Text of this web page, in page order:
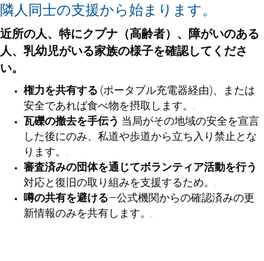
隣人同士の支援から始まります。
近所の人、特にクプナ（高齢者）、障がいのある
人、乳幼児がいる家族の様子を確認してくださ
い。
権力を共有する (ポータブル充電器経由)、または
安全であれば食べ物を摂取します。.
瓦礫の撤去を手伝う 当局がその地域の安全を宣言
した後にのみ、私道や歩道から立ち入り禁止とな
ります。.
審査済みの団体を通じてボランティア活動を行う
対応と復旧の取り組みを支援するため。.
噂の共有を避ける—公式機関からの確認済みの更
新情報のみを共有します。.